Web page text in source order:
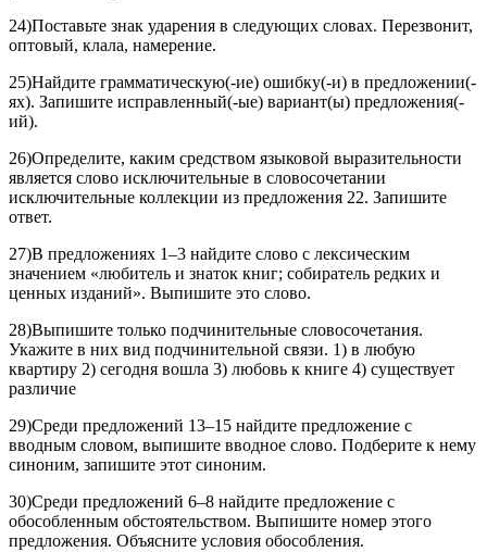
24)Поставьте знак ударения в следующих словах. Перезвонит,
оптовый, клала, намерение.
25)Найдите грамматическую(-ие) ошибку(-и) в предложении(-
ях). Запишите исправленный(-ые) вариант(ы) предложения(-
ий).
26)Определите, каким средством языковой выразительности
является слово исключительные в словосочетании
исключительные коллекции из предложения 22. Запишите
ответ.
27)В предложениях 1–3 найдите слово с лексическим
значением «любитель и знаток книг; собиратель редких и
ценных изданий». Выпишите это слово.
28)Выпишите только подчинительные словосочетания.
Укажите в них вид подчинительной связи. 1) в любую
квартиру 2) сегодня вошла 3) любовь к книге 4) существует
различие
29)Среди предложений 13–15 найдите предложение с
вводным словом, выпишите вводное слово. Подберите к нему
синоним, запишите этот синоним.
30)Среди предложений 6–8 найдите предложение с
обособленным обстоятельством. Выпишите номер этого
предложения. Объясните условия обособления.